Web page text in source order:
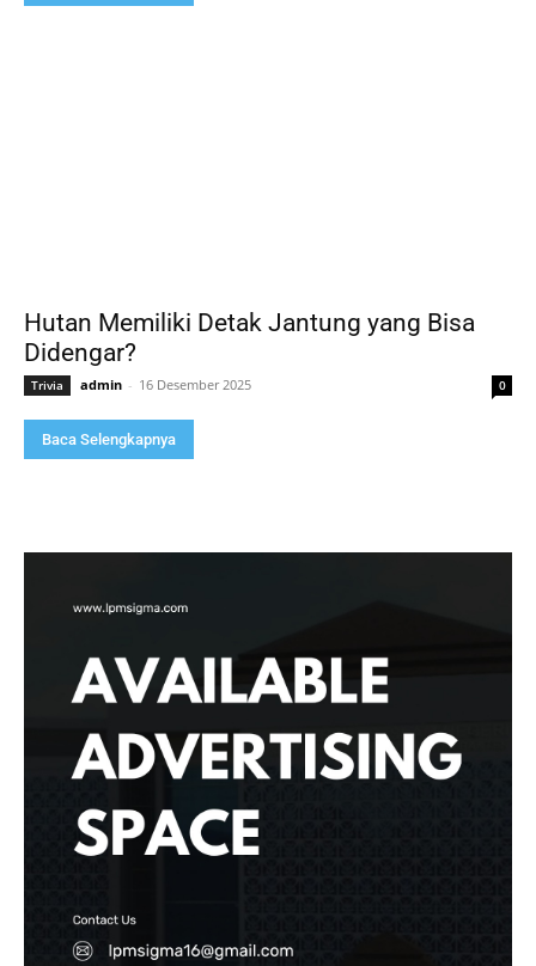
Hutan Memiliki Detak Jantung yang Bisa
Didengar?
Trivia admin - 16 Desember 2025 0
Baca Selengkapnya